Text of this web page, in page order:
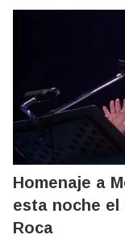
Homenaje a
esta noche el
Roca